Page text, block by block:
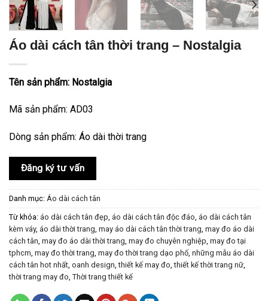
Áo dài cách tân thời trang – Nostalgia
Tên sản phẩm: Nostalgia
Mã sản phẩm: AD03
Dòng sản phẩm: Áo dài thời trang
Đăng ký tư vấn
Danh mục: Áo dài cách tân
Từ khóa: áo dài cách tân đẹp, áo dài cách tân độc đáo, áo dài cách tân
kèm váy, áo dài thời trang, may áo dài cách tân thời trang, may đo áo dài
cách tân, may đo áo dài thời trang, may đo chuyên nghiệp, may đo tại
tphcm, may đo thời trang, may đo thời trang dạo phố, những mẫu áo dài
cách tân hot nhất, oanh design,thiết kế may đo,thiết kế thời trang nữ,
thời trang may đo, Thời trang thiết kế